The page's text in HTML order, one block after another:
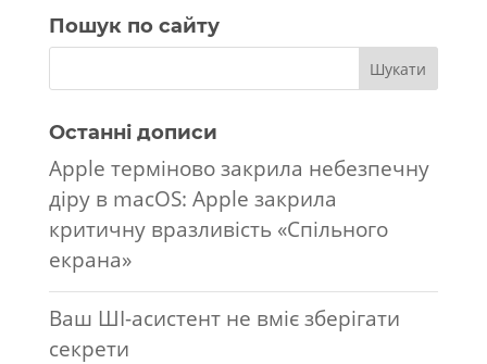
Пошук по сайту
Останні дописи
Apple терміново закрила небезпечну
діру в macOS: Apple закрила
критичну вразливість «Спільного
екрана»
Ваш ШІ-асистент не вміє зберігати
секрети